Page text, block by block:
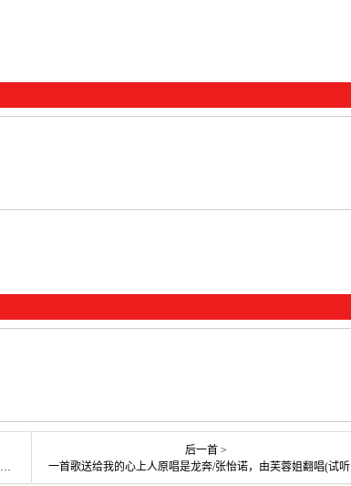
后一首 >
一首歌送给我的心上人原唱是龙奔/张怡诺，由芙蓉姐翻唱(试听次数:282)